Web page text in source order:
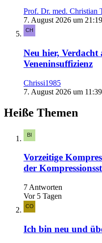
Prof. Dr. med. Christian
7. August 2026 um 21:19
Neu hier, Verdacht
Veneninsuffizienz
Chrissi1985
7. August 2026 um 11:39
Heiße Themen
Vorzeitige
der
7 Antworten
Vor 5 Tagen
Ich bin neu und